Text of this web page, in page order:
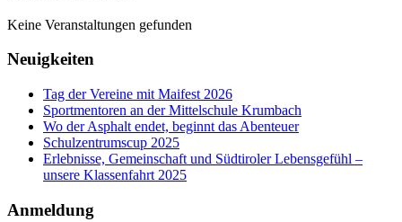
Keine Veranstaltungen gefunden
Neuigkeiten
Tag der Vereine mit Maifest 2026
Sportmentoren an der Mittelschule Krumbach
Wo der Asphalt endet, beginnt das Abenteuer
Schulzentrumscup 2025
Erlebnisse, Gemeinschaft und Südtiroler Lebensgefühl –
unsere Klassenfahrt 2025
Anmeldung